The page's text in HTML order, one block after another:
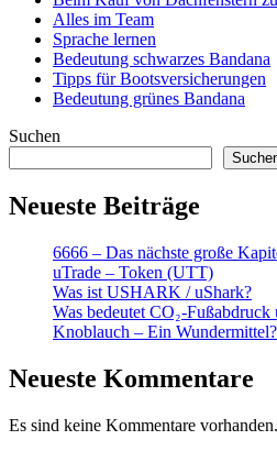
Alles im Team
Sprache lernen
Bedeutung schwarzes Bandana
Tipps für Bootsversicherungen
Bedeutung grünes Bandana
Suchen
Neueste Beiträge
6666 – Das nächste große
uTrade – Token (UTT)
Was ist USHARK / uShark?
Was bedeutet CO₂-Fußabdruck
Knoblauch – Ein Wundermittel?
Neueste Kommentare
Es sind keine Kommentare vorhanden.